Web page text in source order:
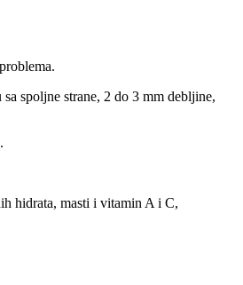
spoljne strane, 2 do 3 mm debljine,
hidrata, masti i vitamin A i C,